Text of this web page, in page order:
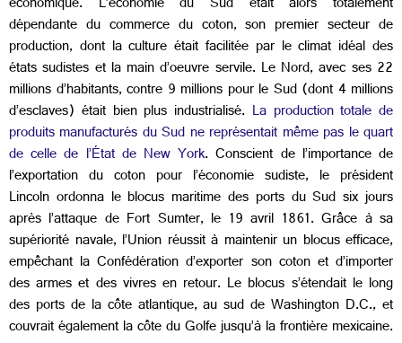
dépendante du commerce du coton, son premier secteur de
production, dont la culture était facilitée par le climat idéal des
états sudistes et la main d’oeuvre servile. Le Nord, avec ses 22
millions d’habitants, contre 9 millions pour le Sud (dont 4 millions
d’esclaves) était bien plus industrialisé. La production totale de
produits manufacturés du Sud ne représentait même pas le quart
de celle de l’État de New York. Conscient de l’importance de
l’exportation du coton pour l’économie sudiste, le président
Lincoln ordonna le blocus maritime des ports du Sud six jours
après l’attaque de Fort Sumter, le 19 avril 1861. Grâce à sa
supériorité navale, l’Union réussit à maintenir un blocus efficace,
empêchant la Confédération d’exporter son coton et d’importer
des armes et des vivres en retour. Le blocus s’étendait le long
des ports de la côte atlantique, au sud de Washington D.C., et
couvrait également la côte du Golfe jusqu’à la frontière mexicaine.